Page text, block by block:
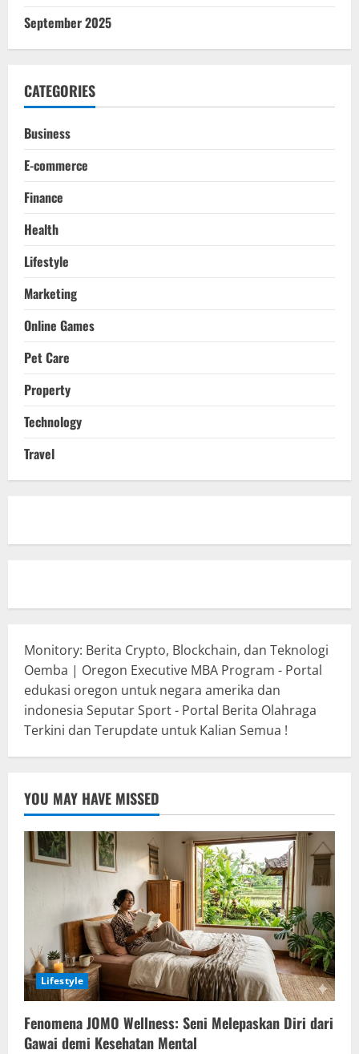
September 2025
CATEGORIES
Business
E-commerce
Finance
Health
Lifestyle
Marketing
Online Games
Pet Care
Property
Technology
Travel
Monitory: Berita Crypto, Blockchain, dan Teknologi
Oemba | Oregon Executive MBA Program - Portal
edukasi oregon untuk negara amerika dan
indonesia Seputar Sport - Portal Berita Olahraga
Terkini dan Terupdate untuk Kalian Semua !
YOU MAY HAVE MISSED
Lifestyle
Fenomena JOMO Wellness: Seni Melepaskan Diri dari
Gawai demi Kesehatan Mental